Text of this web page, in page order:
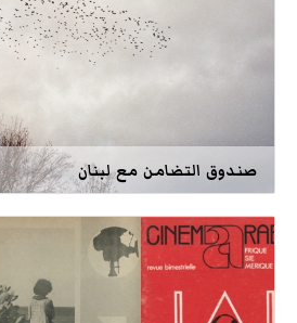
صندوق التضامن مع لبنان